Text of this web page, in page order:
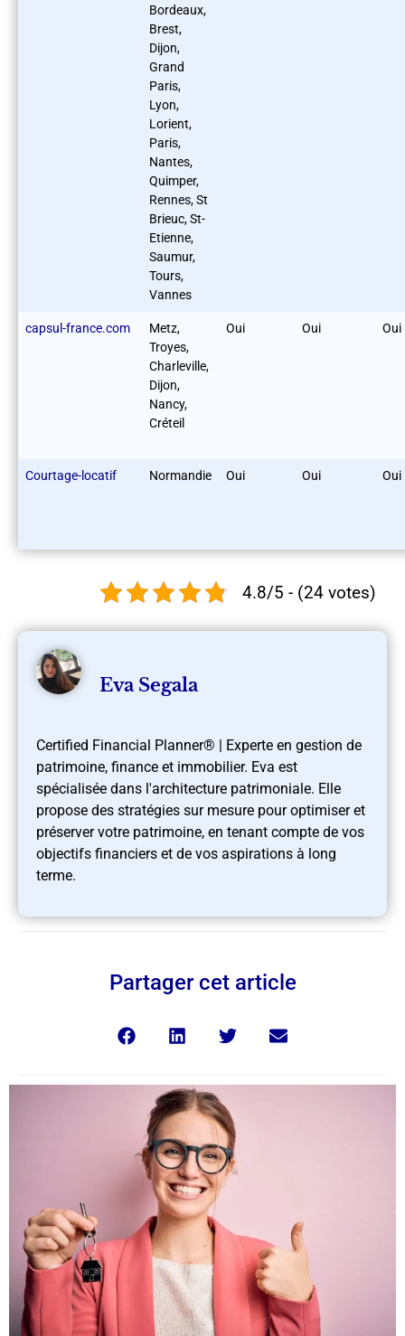
Bordeaux,
Brest,
Dijon,
Grand
Paris,
Lyon,
Lorient,
Paris,
Nantes,
Quimper,
Rennes, St
Brieuc, St-
Etienne,
Saumur,
Tours,
Vannes
capsul-france.com
Metz,
Troyes,
Charleville,
Dijon,
Nancy,
Créteil
Oui Oui Oui
Courtage-locatif Normandie Oui Oui Oui
4.8/5 - (24 votes)
Eva Segala
Certified Financial Planner® | Experte en gestion de
patrimoine, finance et immobilier. Eva est
spécialisée dans l'architecture patrimoniale. Elle
propose des stratégies sur mesure pour optimiser et
préserver votre patrimoine, en tenant compte de vos
objectifs financiers et de vos aspirations à long
terme.
Partager cet article